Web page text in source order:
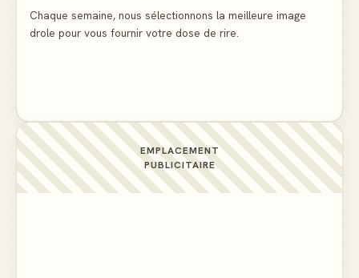
pelouse
Chaque semaine, nous sélectionnons la meilleure image
drole pour vous fournir votre dose de rire.
EMPLACEMENT
PUBLICITAIRE